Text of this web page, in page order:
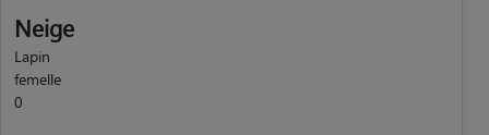
Neige
Lapin
femelle
0